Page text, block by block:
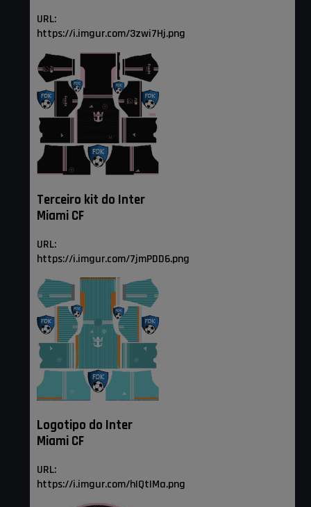
URL:
https://i.imgur.com/3zwi7Hj.png
Terceiro kit do Inter
Miami CF
URL:
https://i.imgur.com/7jmPDD6.png
Logotipo do Inter
Miami CF
URL:
https://i.imgur.com/hIQtIMa.png